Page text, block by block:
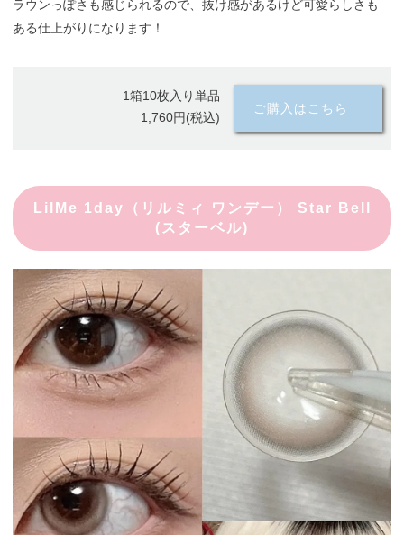
ラウンっぽさも感じられるので、抜け感があるけど可愛らしさも
ある仕上がりになります！
1箱10枚入り単品
1,760円(税込)
ご購入はこちら
LilMe 1day（リルミィ ワンデー） Star Bell
(スターベル)